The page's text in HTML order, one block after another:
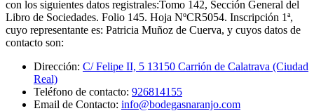
con los siguientes datos registrales:Tomo 142, Sección General del
Libro de Sociedades. Folio 145. Hoja NºCR5054. Inscripción 1ª,
cuyo representante es: Patricia Muñoz de Cuerva, y cuyos datos de
contacto son:
Dirección: C/ Felipe II, 5 13150 Carrión de Calatrava (Ciudad
Real)
Teléfono de contacto: 926814155
Email de Contacto: info@bodegasnaranjo.com